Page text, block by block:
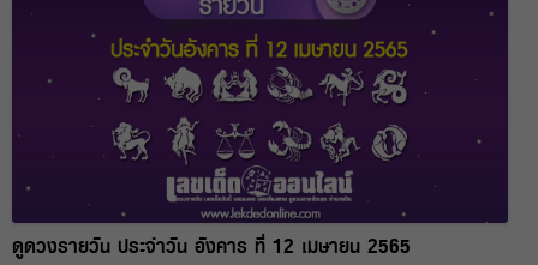
ดูดวงรายวัน ประจำวัน อังคาร ที่ 12 เมษายน 2565